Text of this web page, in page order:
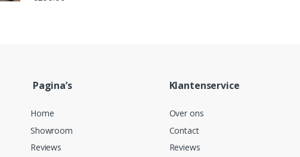
Pagina’s
Home
Showroom
Reviews
Klantenservice
Over ons
Contact
Reviews